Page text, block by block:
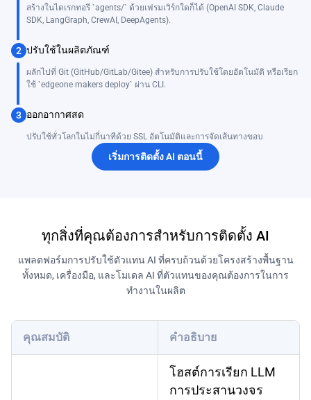
สร้างในไดเรกทอรี `agents/` ด้วยเฟรมเวิร์กใดก็ได้ (OpenAI SDK, Claude
SDK, LangGraph, CrewAI, DeepAgents).
2 ปรับใช้ในผลิตภัณฑ์
ผลักไปที่ Git (GitHub/GitLab/Gitee) สำหรับการปรับใช้โดยอัตโนมัติ หรือเรียก
ใช้ `edgeone makers deploy` ผ่าน CLI.
3 ออกอากาศสด
ปรับใช้ทั่วโลกในไม่กี่นาทีด้วย SSL อัตโนมัติและการจัดเส้นทางขอบ
เริ่มการติดตั้ง AI ตอนนี้
ทุกสิ่งที่คุณต้องการสำหรับการติดตั้ง AI
แพลตฟอร์มการปรับใช้ตัวแทน AI ที่ครบถ้วนด้วยโครงสร้างพื้นฐาน
ทั้งหมด, เครื่องมือ, และโมเดล AI ที่ตัวแทนของคุณต้องการในการ
ทำงานในผลิต
คุณสมบัติ คำอธิบาย
โฮสต์การเรียก LLM
การประสานวงจร